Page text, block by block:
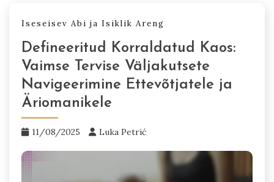
Iseseisev Abi ja Isiklik Areng
Defineeritud Korraldatud Kaos:
Vaimse Tervise Väljakutsete
Navigeerimine Ettevõtjatele ja
Äriomanikele
11/08/2025 Luka Petrić